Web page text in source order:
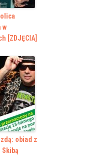
w
[ZDJĘCIA]
obiad z
Skibą